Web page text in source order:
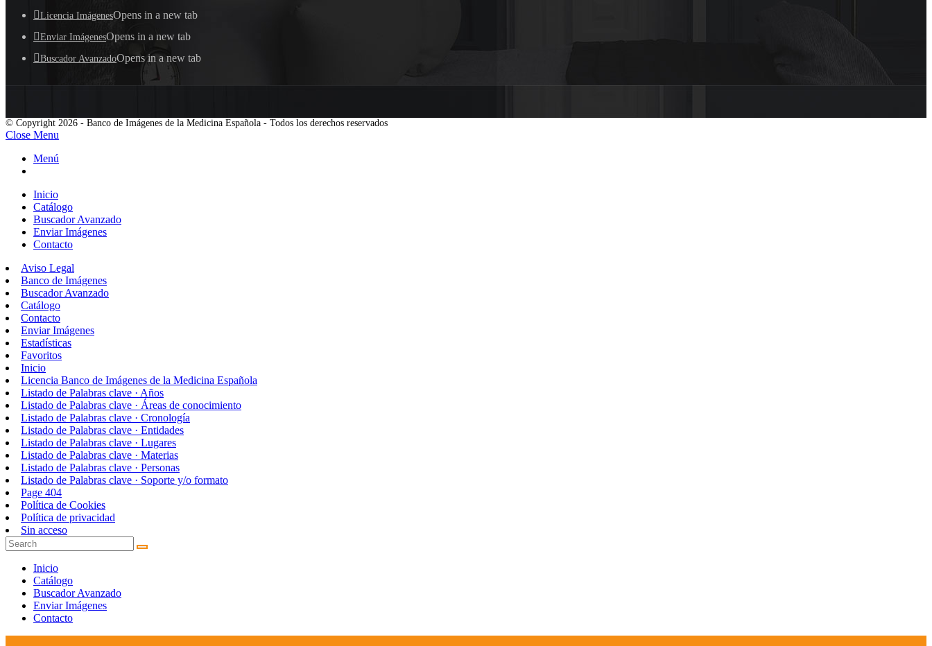
Licencia ImágenesOpens in a new tab
Enviar ImágenesOpens in a new tab
Buscador AvanzadoOpens in a new tab
© Copyright 2026 - Banco de Imágenes de la Medicina Española - Todos los derechos reservados
Close Menu
Menú
Inicio
Catálogo
Buscador Avanzado
Enviar Imágenes
Contacto
Aviso Legal
Banco de Imágenes
Buscador Avanzado
Catálogo
Contacto
Enviar Imágenes
Estadísticas
Favoritos
Inicio
Licencia Banco de Imágenes de la Medicina Española
Listado de Palabras clave · Años
Listado de Palabras clave · Áreas de conocimiento
Listado de Palabras clave · Cronología
Listado de Palabras clave · Entidades
Listado de Palabras clave · Lugares
Listado de Palabras clave · Materias
Listado de Palabras clave · Personas
Listado de Palabras clave · Soporte y/o formato
Page 404
Política de Cookies
Política de privacidad
Sin acceso
Inicio
Catálogo
Buscador Avanzado
Enviar Imágenes
Contacto